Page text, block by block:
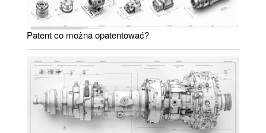
Patent co można opatentować?